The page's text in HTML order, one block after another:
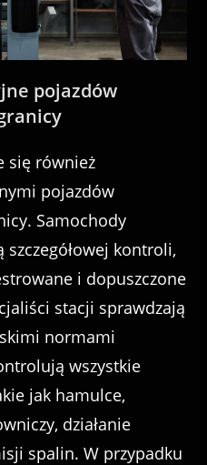
pojazdów
się również
pojazdów
Samochody
kontroli,
i dopuszczone
stacji sprawdzają
normami
wszystkie
jak hamulce,
działanie
spalin. W przypadku